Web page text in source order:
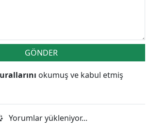
GÖNDER
okumuş ve kabul etmiş
Yorumlar yükleniyor...